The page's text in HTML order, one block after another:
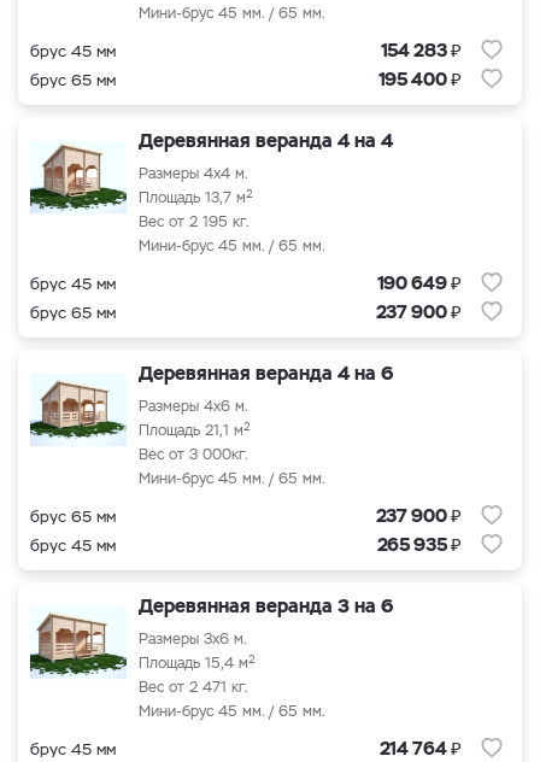
Мини-брус 45 мм. / 65 мм.
брус 45 мм 154 283₽
брус 65 мм 195 400₽
Деревянная веранда 4 на 4
Размеры 4x4 м.
Площадь 13,7 м2
Вес от 2 195 кг.
Мини-брус 45 мм. / 65 мм.
брус 45 мм 190 649₽
брус 65 мм 237 900₽
Деревянная веранда 4 на 6
Размеры 4x6 м.
Площадь 21,1 м2
Вес от 3 000кг.
Мини-брус 45 мм. / 65 мм.
брус 65 мм 237 900₽
брус 45 мм 265 935₽
Деревянная веранда 3 на 6
Размеры 3x6 м.
Площадь 15,4 м2
Вес от 2 471 кг.
Мини-брус 45 мм. / 65 мм.
брус 45 мм 214 764₽